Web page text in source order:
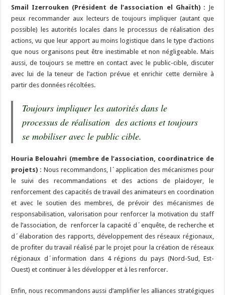
Smail Izerrouken (Président de l’association el Ghaïth) : Je
peux recommander aux lecteurs de toujours impliquer (autant que
possible) les autorités locales dans le processus de réalisation des
actions, vu que leur apport au moins logistique dans le type d’actions
que nous organisons peut être inestimable et non négligeable. Mais
aussi, de toujours se mettre en contact avec le public-cible, discuter
avec lui de la teneur de l’action prévue et enrichir cette dernière à
partir des données récoltées.
Toujours impliquer les autorités dans le
processus de réalisation des actions et toujours
se mobiliser avec le public cible.
Houria Belouahri (membre de l’association, coordinatrice de
projets) :Nous recommandons, l´application des mécanismes pour
le suivi des recommandations et des actions de plaidoyer, le
renforcement des capacités de travail des animateurs en coordination
et avec le soutien des membres, de prévoir des mécanismes de
responsabilisation, valorisation pour renforcer la motivation du staff
de l’association, de renforcer la capacité d´enquête, de recherche et
d´élaboration des rapports, développement des réseaux régionaux,
de profiter du travail réalisé par le projet pour la création de réseaux
régionaux d´information dans 4 régions du pays (Nord-Sud, Est-
Ouest) et continuer à les développer et à les renforcer.
Enfin, nous recommandons aussi d’amplifier les alliances stratégiques